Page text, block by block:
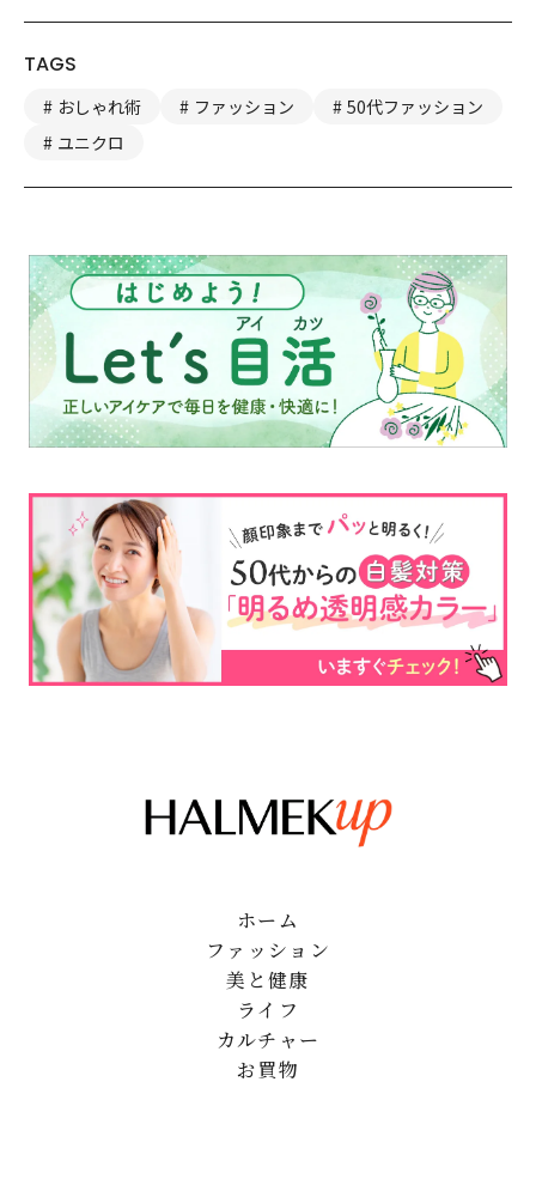
TAGS
おしゃれ術 ファッション
50代ファッション
ユニクロ
ホーム
ファッション
美と健康
ライフ
カルチャー
お買物